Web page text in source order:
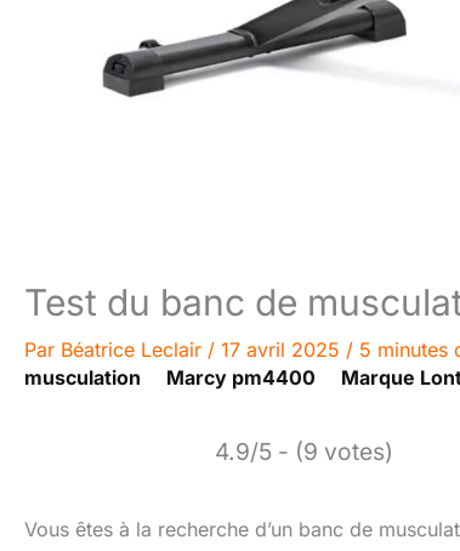
Test du banc de
Par Béatrice Leclair / 17 avril 2025 / 5 minutes
musculation
Marcy pm4400 Marque
4.9/5 - (9 votes)
Vous êtes à la recherche d’un banc de